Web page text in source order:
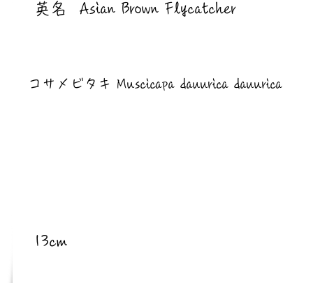
英名 Asian Brown Flycatcher
コサメビタキ Muscicapa dauurica dauurica
13cm